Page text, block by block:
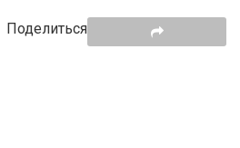
Поделиться